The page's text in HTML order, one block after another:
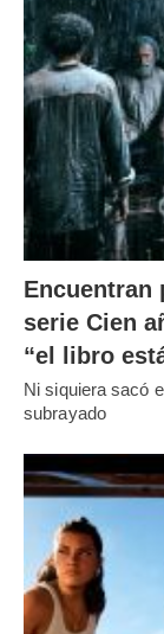
Encuentran
serie Cien
“el libro
Ni siquiera sacó
subrayado